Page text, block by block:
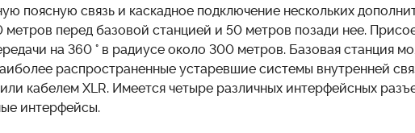
поясную связь и каскадное подключение нескольких
перед базовой станцией и 50 метров позади нее.
на 360 ° в радиусе около 300 метров. Базовая станция
распространенные устаревшие системы внутренней
кабелем XLR. Имеется четыре различных интерфейсных
интерфейсы.